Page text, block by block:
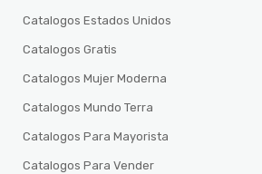
Catalogos Estados Unidos
Catalogos Gratis
Catalogos Mujer Moderna
Catalogos Mundo Terra
Catalogos Para Mayorista
Catalogos Para Vender